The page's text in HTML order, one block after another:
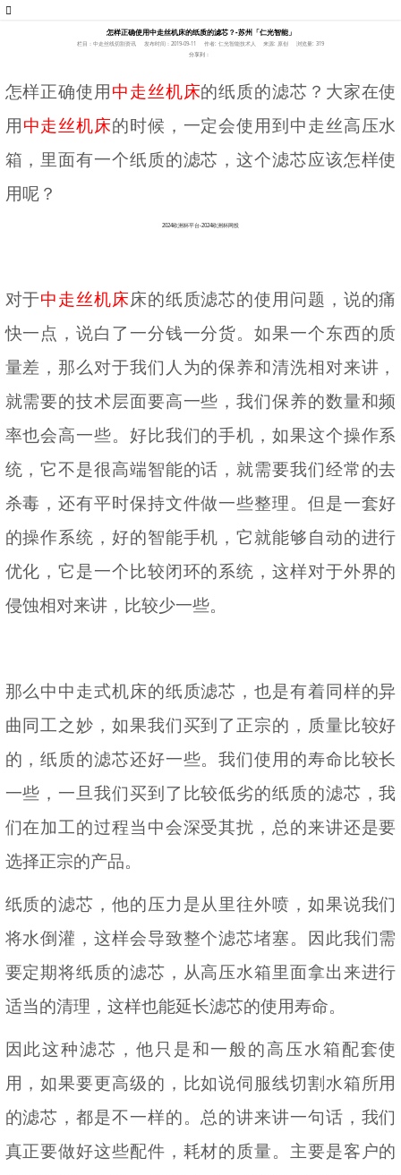
怎样正确使用中走丝机床的纸质的滤芯？-苏州「仁光智能」
栏目：中走丝线切割资讯 发布时间：2019-09-11 作者: 仁光智能技术人 来源: 原创
浏览量: 319
分享到：
怎样正确使用 中走丝机床的纸质的滤芯？大家在使
用 中走丝机床的时候，一定会使用到中走丝高压水
箱，里面有一个纸质的滤芯，这个滤芯应该怎样使
用呢？
2024欧洲杯平台-2024欧洲杯网投
对于中走丝机床床的纸质滤芯的使用问题，说的痛
快一点，说白了一分钱一分货。如果一个东西的质
量差，那么对于我们人为的保养和清洗相对来讲，
就需要的技术层面要高一些，我们保养的数量和频
率也会高一些。好比我们的手机，如果这个操作系
统，它不是很高端智能的话，就需要我们经常的去
杀毒，还有平时保持文件做一些整理。但是一套好
的操作系统，好的智能手机，它就能够自动的进行
优化，它是一个比较闭环的系统，这样对于外界的
侵蚀相对来讲，比较少一些。
那么中中走式机床的纸质滤芯，也是有着同样的异
曲同工之妙，如果我们买到了正宗的，质量比较好
的，纸质的滤芯还好一些。我们使用的寿命比较长
一些，一旦我们买到了比较低劣的纸质的滤芯，我
们在加工的过程当中会深受其扰，总的来讲还是要
选择正宗的产品。
纸质的滤芯，他的压力是从里往外喷，如果说我们
将水倒灌，这样会导致整个滤芯堵塞。因此我们需
要定期将纸质的滤芯，从高压水箱里面拿出来进行
适当的清理，这样也能延长滤芯的使用寿命。
因此这种滤芯，他只是和一般的高压水箱配套使
用，如果要更高级的，比如说伺服线切割水箱所用
的滤芯，都是不一样的。总的讲来讲一句话，我们
真正要做好这些配件，耗材的质量。主要是客户的